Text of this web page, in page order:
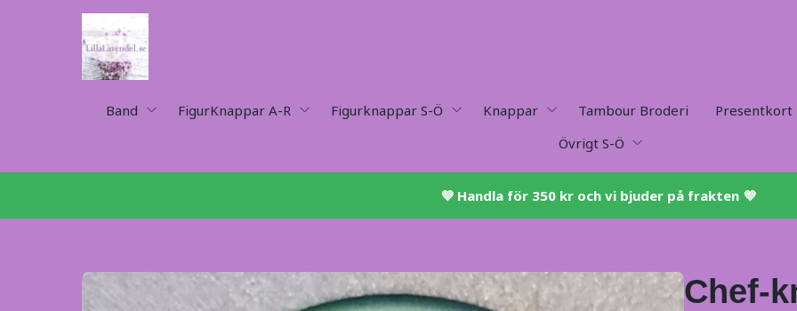
Band FigurKnappar A-R Figurknappar S-Ö Knappar Tambour Broderi Presentkort
Övrigt S-Ö
💜 ​Handla för 350 kr och vi bjuder på frakten 💜​
Chef-